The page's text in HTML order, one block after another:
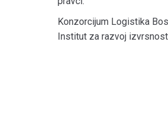
Konzorcijum Logistika
Institut za razvoj